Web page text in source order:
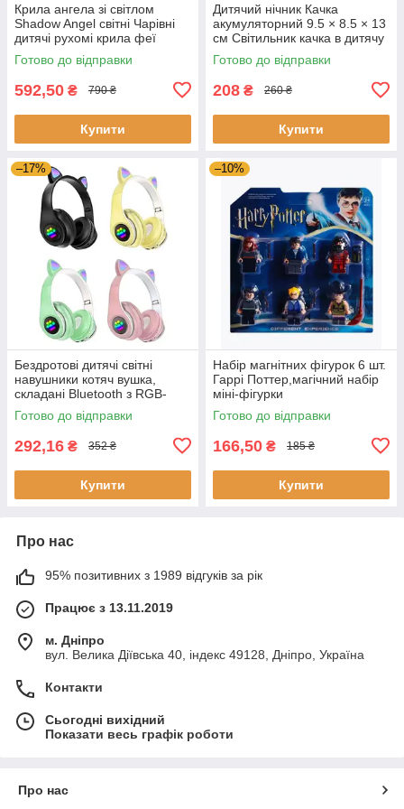
Крила ангела зі світлом
Shadow Angel світні Чарівні
дитячі рухомі крила феї
Готово до відправки
592,50 ₴ 790 ₴
Купити
Дитячий нічник Качка
акумуляторний 9.5 × 8.5 × 13
см Світильник качка в дитячу
кімнату
Готово до відправки
208 ₴ 260 ₴
Купити
–17%
Бездротові дитячі світні
навушники котяч вушка,
складані Bluetooth з RGB-
підсвіткою з лампками
Готово до відправки
292,16 ₴ 352 ₴
Купити
–10%
Набір магнітних фігурок 6 шт.
Гаррі Поттер,магічний набір
міні-фігурки
Готово до відправки
166,50 ₴ 185 ₴
Купити
Про нас
95% позитивних з 1989 відгуків за рік
Працює з 13.11.2019
м. Дніпро
вул. Велика Діївська 40, індекс 49128, Дніпро, Україна
Контакти
Сьогодні вихідний
Показати весь графік роботи
Про нас